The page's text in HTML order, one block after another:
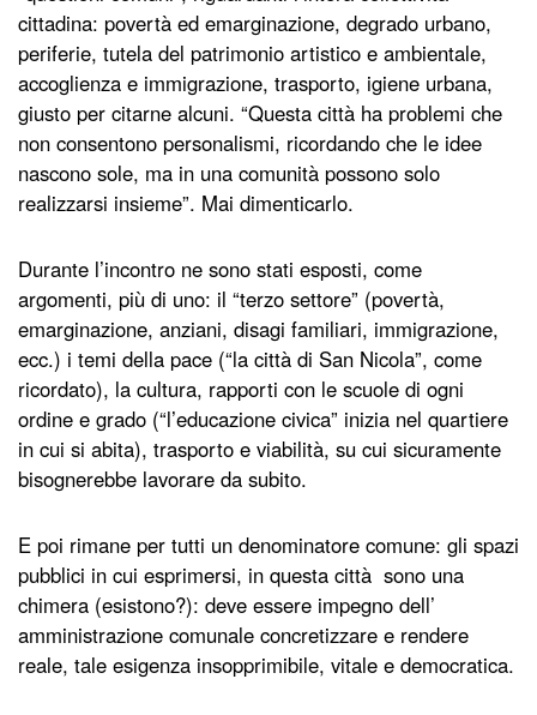
cittadina: povertà ed emarginazione, degrado urbano,
periferie, tutela del patrimonio artistico e ambientale,
accoglienza e immigrazione, trasporto, igiene urbana,
giusto per citarne alcuni. “Questa città ha problemi che
non consentono personalismi, ricordando che le idee
nascono sole, ma in una comunità possono solo
realizzarsi insieme”. Mai dimenticarlo.
Durante l’incontro ne sono stati esposti, come
argomenti, più di uno: il “terzo settore” (povertà,
emarginazione, anziani, disagi familiari, immigrazione,
ecc.) i temi della pace (“la città di San Nicola”, come
ricordato), la cultura, rapporti con le scuole di ogni
ordine e grado (“l’educazione civica” inizia nel quartiere
in cui si abita), trasporto e viabilità, su cui sicuramente
bisognerebbe lavorare da subito.
E poi rimane per tutti un denominatore comune: gli spazi
pubblici in cui esprimersi, in questa città sono una
chimera (esistono?): deve essere impegno dell’
amministrazione comunale concretizzare e rendere
reale, tale esigenza insopprimibile, vitale e democratica.